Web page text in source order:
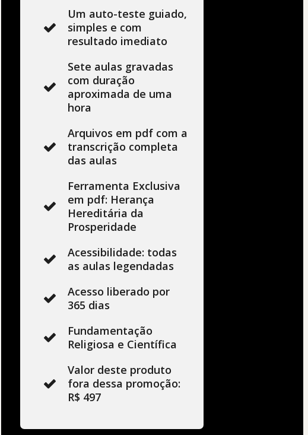
Um auto-teste guiado,
simples e com
resultado imediato
Sete aulas gravadas
com duração
aproximada de uma
hora
Arquivos em pdf com a
transcrição completa
das aulas
Ferramenta Exclusiva
em pdf: Herança
Hereditária da
Prosperidade
Acessibilidade: todas
as aulas legendadas
Acesso liberado por
365 dias
Fundamentação
Religiosa e Científica
Valor deste produto
fora dessa promoção:
R$ 497